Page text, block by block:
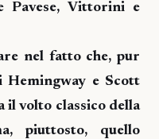
Vittorini e
nel fatto che, pur
Hemingway e Scott
il volto classico della
piuttosto, quello